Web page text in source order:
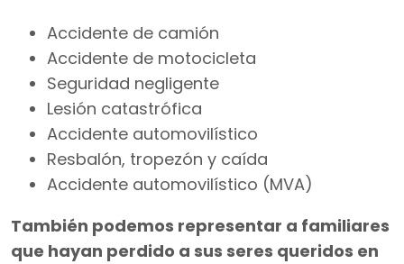
Accidente de camión
Accidente de motocicleta
Seguridad negligente
Lesión catastrófica
Accidente automovilístico
Resbalón, tropezón y caída
Accidente automovilístico (MVA)
También podemos representar a familiares
que hayan perdido a sus seres queridos en